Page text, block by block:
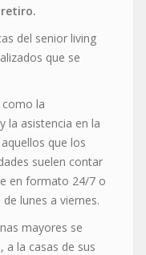
del senior living
que se
la
la asistencia en la
que los
suelen contar
en formato 24/7 o
lunes a viernes.
mayores se
a la casas de sus